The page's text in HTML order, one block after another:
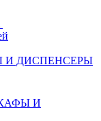
И ДИСПЕНСЕРЫ
И